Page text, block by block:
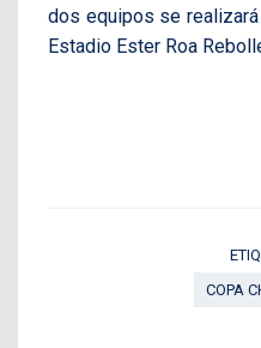
dos equipos se
Estadio Ester Roa
COPA